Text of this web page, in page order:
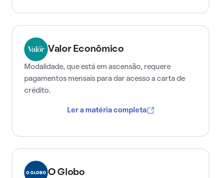
Valor Econômico
Modalidade, que está em ascensão, requere
pagamentos mensais para dar acesso a carta de
crédito.
Ler a matéria completa
O Globo